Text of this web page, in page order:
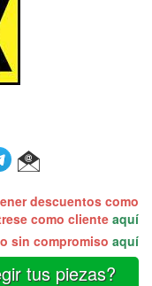
descuentos como
como cliente aquí
sin compromiso aquí
tus piezas?